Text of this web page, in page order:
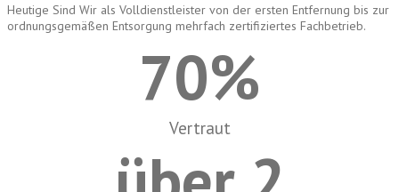
Heutige Sind Wir als Volldienstleister von der ersten Entfernung bis zur
ordnungsgemäßen Entsorgung mehrfach zertifiziertes Fachbetrieb.
70%
Vertraut